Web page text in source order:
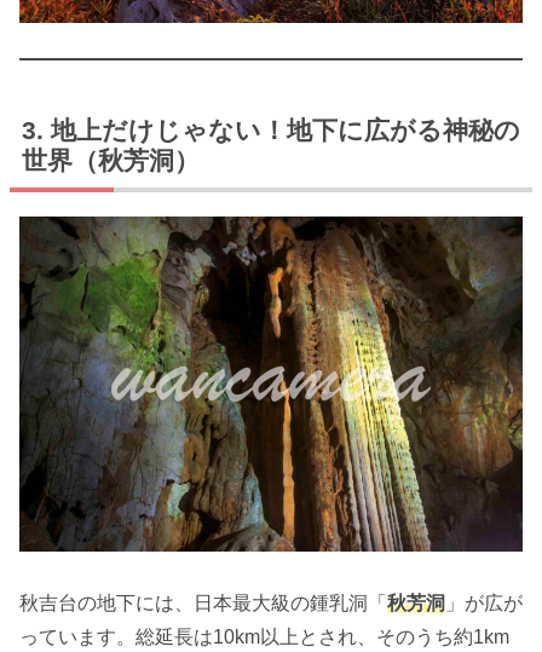
地上だけじゃない！地下に広がる神秘の
世界（秋芳洞）
秋吉台の地下には、日本最大級の鍾乳洞「 秋芳洞 」が広が
っています。総延長は10km以上とされ、そのうち約1km